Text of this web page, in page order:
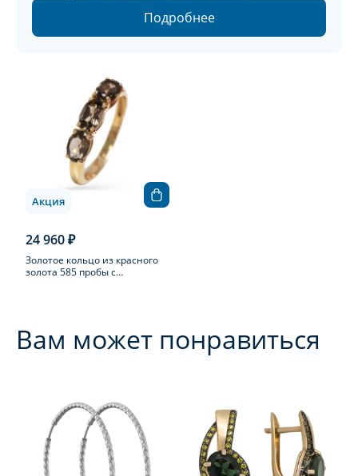
Подробнее
24 960 ₽
Золотое кольцо из красного
золота 585 пробы с
Акция
Вам может понравиться